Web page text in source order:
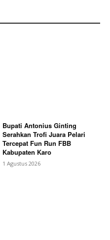
Bupati Antonius Ginting
Serahkan Trofi Juara Pelari
Tercepat Fun Run FBB
Kabupaten Karo
1 Agustus 2026